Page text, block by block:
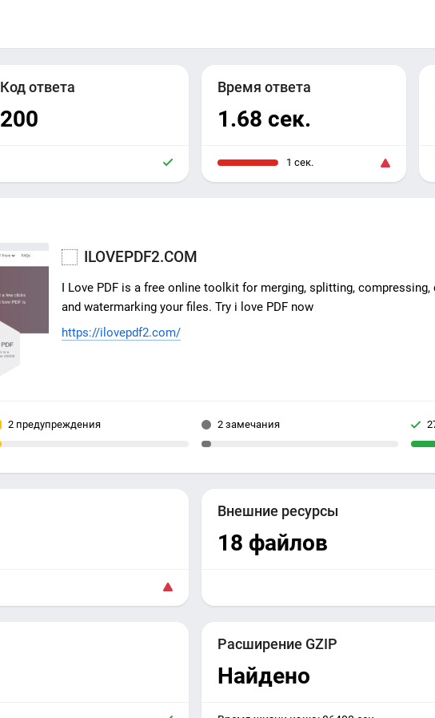
Код ответа
200
Время ответа
1.68 сек.
1 сек.
ILOVEPDF2.COM
I Love PDF is a free online toolkit for merging, splitting,
and watermarking your files. Try i love PDF now
https://ilovepdf2.com/
2 предупреждения 2 замечания
Внешние ресурсы
18 файлов
Расширение GZIP
Найдено